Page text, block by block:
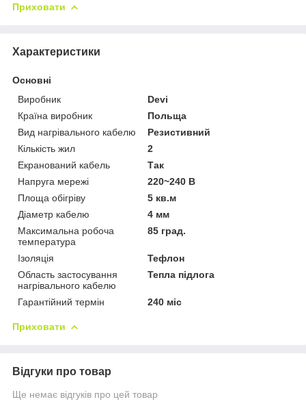
Приховати
Характеристики
Основні
Виробник
Devi
Країна виробник
Польща
Вид нагрівального кабелю
Резистивний
Кількість жил
2
Екранований кабель
Так
Напруга мережі
220~240 В
Площа обігріву
5 кв.м
Діаметр кабелю
4 мм
Максимальна робоча
температура
85 град.
Ізоляція
Тефлон
Область застосування
нагрівального кабелю
Тепла підлога
Гарантійний термін 240 міс
Приховати
Відгуки про товар
Ще немає відгуків про цей товар